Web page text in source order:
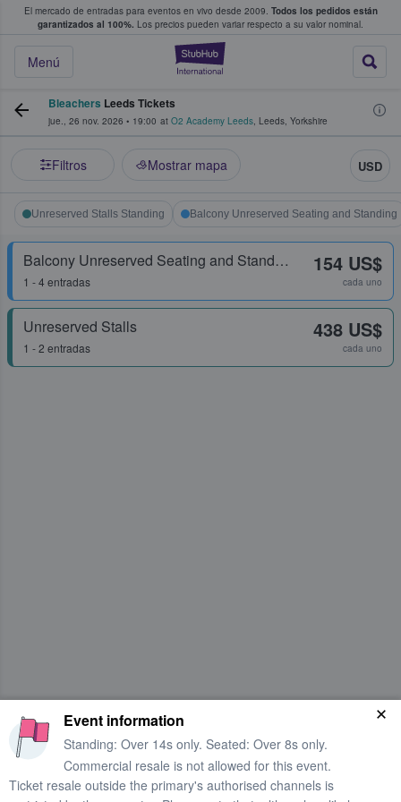
El mercado de entradas para eventos en vivo desde 2009. Todos los pedidos están
garantizados al 100%. Los precios pueden variar respecto a su valor nominal.
StubHub:
Menú
y venta de entradas entre fans
Bleachers Leeds Tickets
jue., 26 nov. 2026 • 19:00 at O2 Academy Leeds, Leeds, Yorkshire
Filtros Mostrar mapa USD
Unreserved Stalls Standing Balcony Unreserved Seating and Standing
Balcony Unreserved Seating and Standing
1 - 4 entradas
154 US$
cada uno
Unreserved Stalls
1 - 2 entradas
438 US$
cada uno
Event information
Standing: Over 14s only. Seated: Over 8s only.
Commercial resale is not allowed for this event.
Ticket resale outside the primary's authorised channels is